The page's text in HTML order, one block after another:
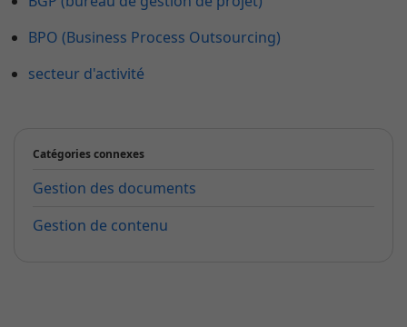
BPO (Business Process Outsourcing)
secteur d'activité
Catégories connexes
Gestion des documents
Gestion de contenu